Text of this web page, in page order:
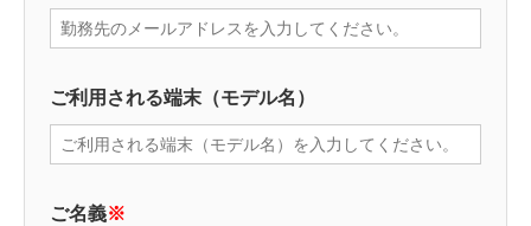
ご利用される端末（モデル名）
ご名義※